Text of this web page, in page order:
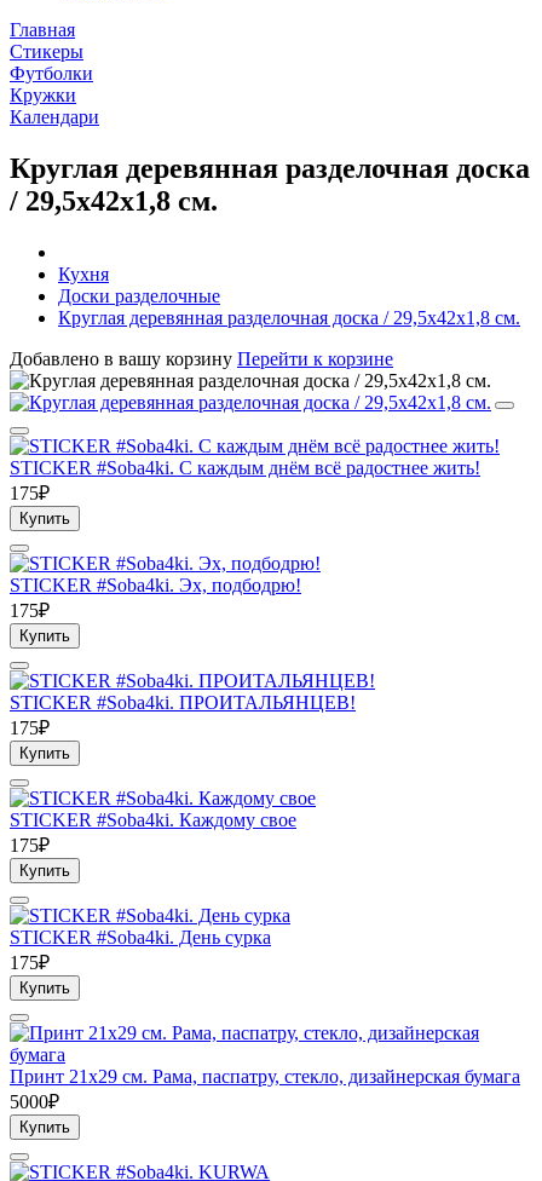
Главная
Стикеры
Футболки
Кружки
Календари
Круглая деревянная разделочная доска
/ 29,5х42х1,8 см.
Кухня
Доски разделочные
Круглая деревянная разделочная доска / 29,5х42х1,8 см.
Добавлено в вашу корзину Перейти к корзине
STICKER #Soba4ki. С каждым днём всё радостнее жить!
175₽
Купить
STICKER #Soba4ki. Эх, подбодрю!
175₽
Купить
STICKER #Soba4ki. ПРОИТАЛЬЯНЦЕВ!
175₽
Купить
STICKER #Soba4ki. Каждому свое
175₽
Купить
STICKER #Soba4ki. День сурка
175₽
Купить
Принт 21х29 см. Рама, паспатру, стекло, дизайнерская бумага
5000₽
Купить